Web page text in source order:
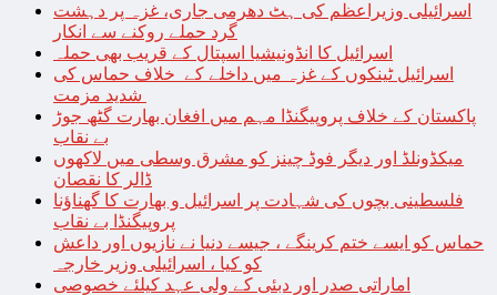
اسرائیلی وزیراعظم کی ہٹ دھرمی جاری، غزہ پر دہشت
گرد حملے روکنے سے انکار
اسرائیل کا انڈونیشیا اسپتال کے قریب بھی حملہ
اسرائیل ٹینکوں کے غزہ میں داخلے کے خلاف حماس کی
پاکستان کے خلاف پروپیگنڈا مہم میں افغان بھارت گٹھ جوڑ
بے نقاب
میکڈونلڈ اور دیگر فوڈ چینز کو مشرق وسطی میں لاکھوں
ڈالر کا نقصان
فلسطینی بچوں کی شہادت پر اسرائیل و بھارت کا گھناؤنا
پروپیگنڈا بے نقاب
حماس کو ایسے ختم کرینگے ، جیسے دنیا نے نازیوں اور داعش
کو کیا ، اسرائیلی وزیر خارجہ
اماراتی صدر اور دبئی کے ولی عہد کیلئے خصوصی